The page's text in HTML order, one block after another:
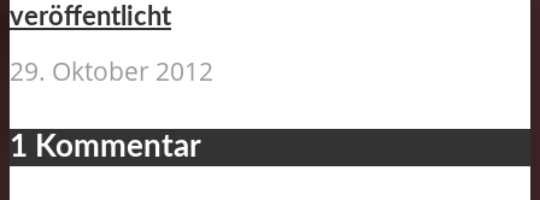
veröffentlicht
29. Oktober 2012
1 Kommentar